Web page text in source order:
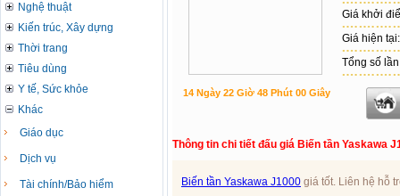
Nghệ thuật
Kiến trúc, Xây dựng
Thời trang
Tiêu dùng
Y tế, Sức khỏe
Khác
Giáo dục
Dịch vụ
Tài chính/Bảo hiểm
14 Ngày 22 Giờ 48 Phút 00 Giây
Giá khởi
Giá hiện tại:
Tổng số
Thông tin chi tiết đấu giá Biến tần Yaskawa
Biến tần Yaskawa J1000 giá tốt. Liên hệ hỗ